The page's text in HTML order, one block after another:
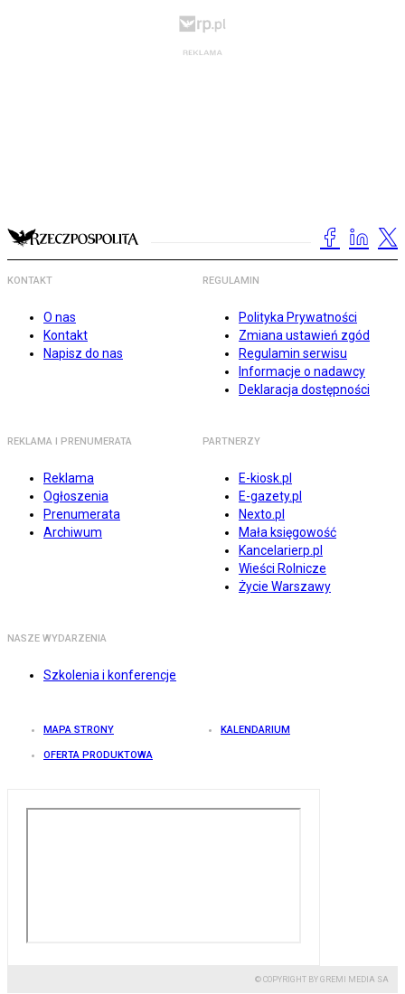
KONTAKT
O nas
Kontakt
Napisz do nas
REGULAMIN
Polityka Prywatności
Zmiana ustawień zgód
Regulamin serwisu
Informacje o nadawcy
Deklaracja dostępności
REKLAMA I PRENUMERATA
Reklama
Ogłoszenia
Prenumerata
Archiwum
PARTNERZY
E-kiosk.pl
E-gazety.pl
Nexto.pl
Mała księgowość
Kancelarierp.pl
Wieści Rolnicze
Życie Warszawy
NASZE WYDARZENIA
Szkolenia i konferencje
MAPA STRONY KALENDARIUM
OFERTA PRODUKTOWA
© COPYRIGHT BY GREMI MEDIA SA